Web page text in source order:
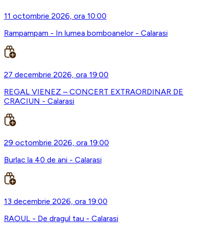
11 octombrie 2026, ora 10:00
Rampampam - In lumea bomboanelor - Calarasi
27 decembrie 2026, ora 19:00
REGAL VIENEZ – CONCERT EXTRAORDINAR DE
CRACIUN - Calarasi
29 octombrie 2026, ora 19:00
Burlac la 40 de ani - Calarasi
13 decembrie 2026, ora 19:00
RAOUL - De dragul tau - Calarasi